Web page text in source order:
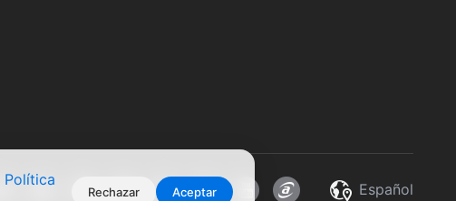
Política
Rechazar Aceptar Español